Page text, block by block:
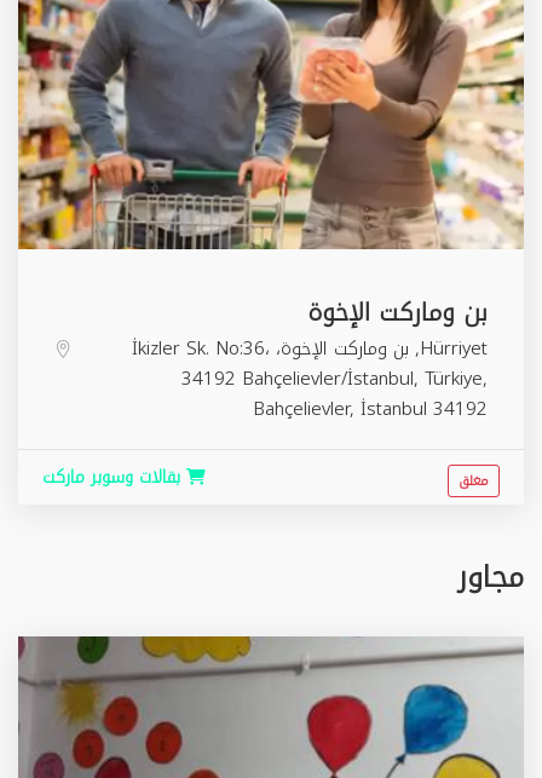
بن وماركت الإخوة
Hürriyet, بن وماركت الإخوة، İkizler Sk. No:36،
34192 Bahçelievler/İstanbul, Türkiye,
Bahçelievler, İstanbul 34192
بقالات وسوبر ماركت مغلق
مجاور